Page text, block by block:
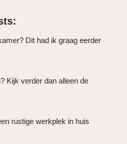
Dit had ik graag eerder
Kijk verder dan alleen de
rustige werkplek in huis